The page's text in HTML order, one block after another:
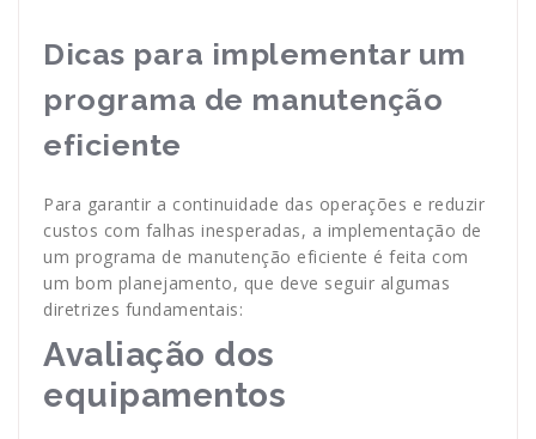
Dicas para implementar um
programa de manutenção
eficiente
Para garantir a continuidade das operações e reduzir
custos com falhas inesperadas, a implementação de
um programa de manutenção eficiente é feita com
um bom planejamento, que deve seguir algumas
diretrizes fundamentais:
Avaliação dos
equipamentos